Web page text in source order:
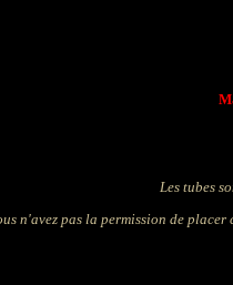
Les tubes
n'avez pas la permission de